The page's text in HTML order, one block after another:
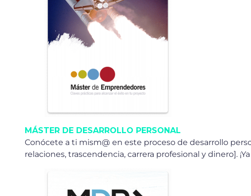
MÁSTER DE DESARROLLO PERSONAL
Conócete a ti mism@ en este proceso de desarrollo
relaciones, trascendencia, carrera profesional y dinero].